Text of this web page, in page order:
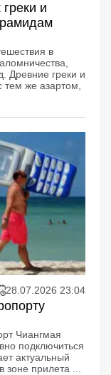
и
в
Древние греки и
тем же азартом,
28.07.2026 23:04
Чиангмая
подключиться
актуальный
зоне прилета ...